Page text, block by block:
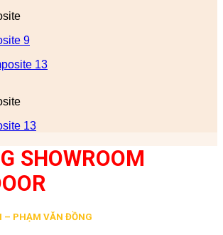
9
13
SHOWROOM
– PHẠM VĂN ĐỒNG